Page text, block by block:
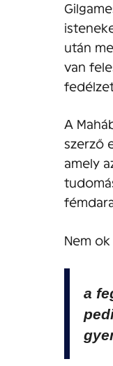
után
van
A
szerző
amely
Nem
a